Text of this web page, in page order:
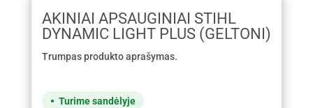
AKINIAI APSAUGINIAI STIHL
DYNAMIC LIGHT PLUS (GELTONI)
Trumpas produkto aprašymas.
Turime sandėlyje